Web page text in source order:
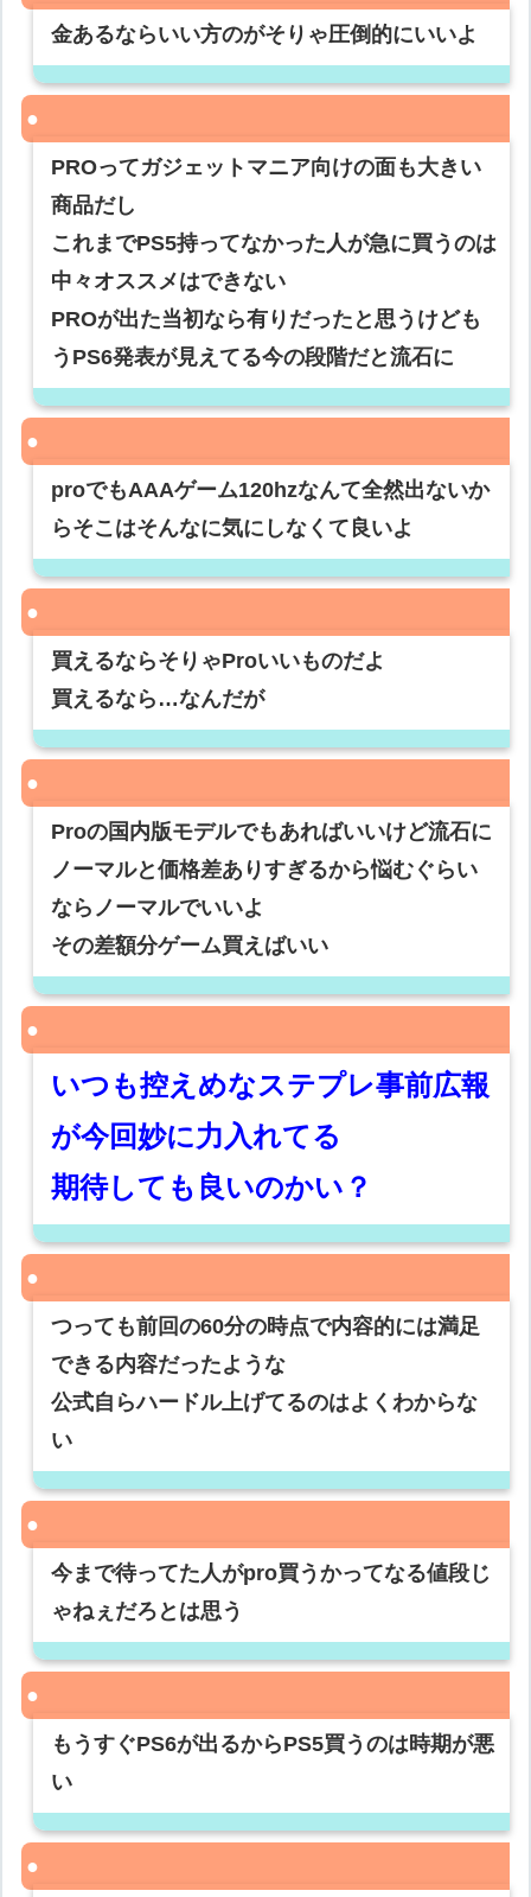
金あるならいい方のがそりゃ圧倒的にいいよ
PROってガジェットマニア向けの面も大きい
商品だし
これまでPS5持ってなかった人が急に買うのは
中々オススメはできない
PROが出た当初なら有りだったと思うけども
うPS6発表が見えてる今の段階だと流石に
proでもAAAゲーム120hzなんて全然出ないか
らそこはそんなに気にしなくて良いよ
買えるならそりゃProいいものだよ
買えるなら…なんだが
Proの国内版モデルでもあればいいけど流石に
ノーマルと価格差ありすぎるから悩むぐらい
ならノーマルでいいよ
その差額分ゲーム買えばいい
いつも控えめなステプレ事前広報
が今回妙に力入れてる
期待しても良いのかい？
つっても前回の60分の時点で内容的には満足
できる内容だったような
公式自らハードル上げてるのはよくわからな
い
今まで待ってた人がpro買うかってなる値段じ
ゃねぇだろとは思う
もうすぐPS6が出るからPS5買うのは時期が悪
い